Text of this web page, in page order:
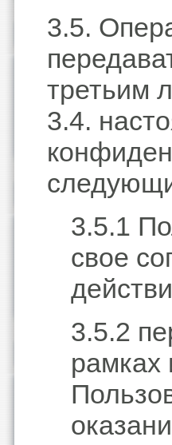
3.5.
третьим
3.4.
3.5.1
свое
3.5.2
рамках